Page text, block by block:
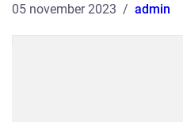
05 november 2023 admin